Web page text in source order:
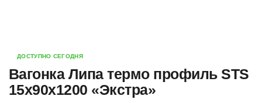
ДОСТУПНО СЕГОДНЯ
Вагонка Липа термо профиль STS
15х90х1200 «Экстра»